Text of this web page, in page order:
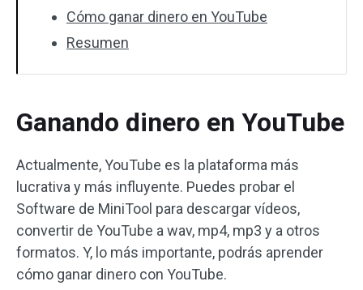
Cómo ganar dinero en YouTube
Resumen
Ganando dinero en YouTube
Actualmente, YouTube es la plataforma más
lucrativa y más influyente. Puedes probar el
Software de MiniTool para descargar vídeos,
convertir de YouTube a wav, mp4, mp3 y a otros
formatos. Y, lo más importante, podrás aprender
cómo ganar dinero con YouTube.